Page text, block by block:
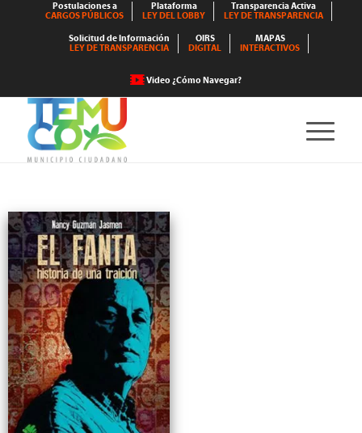
Postulaciones a
CARGOS PÚBLICOS
Plataforma
LEY DEL LOBBY
Transparencia Activa
LEY DE TRANSPARENCIA
Solicitud de Información
LEY DE TRANSPARENCIA
OIRS
DIGITAL
MAPAS
INTERACTIVOS
Video ¿Cómo Navegar?